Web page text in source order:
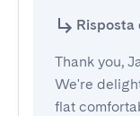
Risposta
Thank you,
We're
flat